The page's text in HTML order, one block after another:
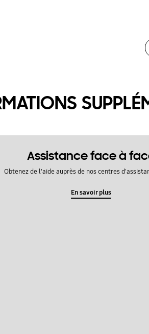
Assistance face à
Obtenez de l'aide auprès de nos centres
En savoir plus